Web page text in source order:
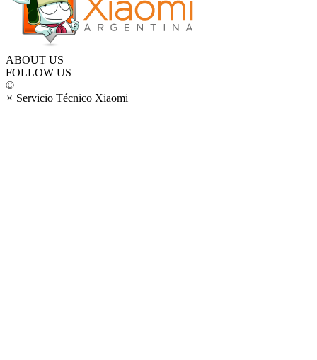
ABOUT US
FOLLOW US
©
× Servicio Técnico Xiaomi